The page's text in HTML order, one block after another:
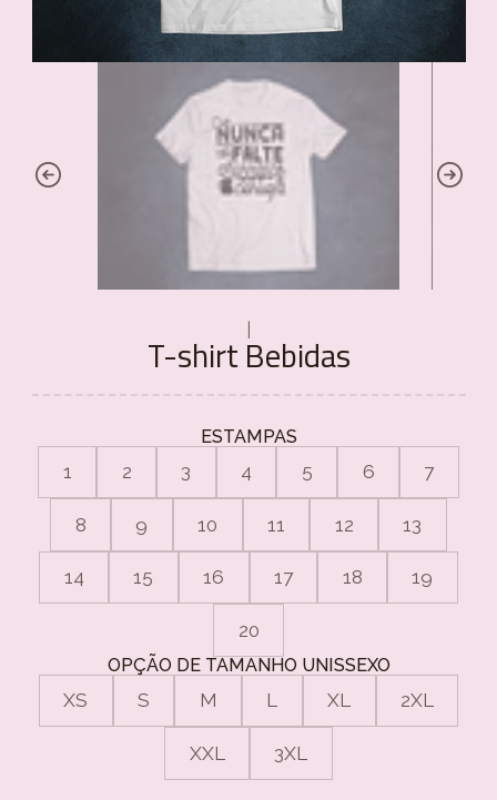
T-shirt Bebidas
ESTAMPAS
1 2 3 4 5 6 7
8 9 10 11 12 13
14 15 16 17 18 19
20
OPÇÃO DE TAMANHO UNISSEXO
XS S M L XL 2XL
XXL 3XL